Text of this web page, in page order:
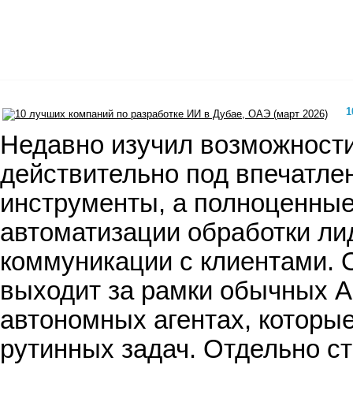
Недавно изучил
действительно под
инструменты, а
автоматизации обработки
коммуникации с клиентами.
выходит за рамки обычных
автономных агентах,
рутинных задач. Отдельно